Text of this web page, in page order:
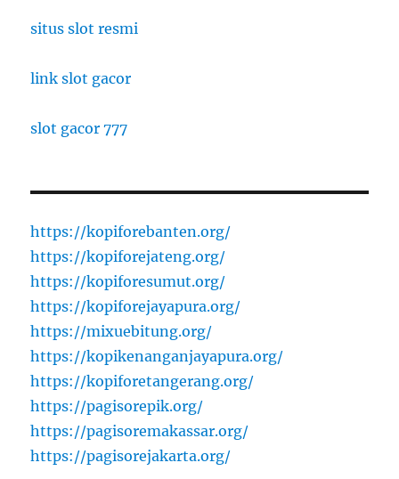
situs slot resmi
link slot gacor
slot gacor 777
https://kopiforebanten.org/
https://kopiforejateng.org/
https://kopiforesumut.org/
https://kopiforejayapura.org/
https://mixuebitung.org/
https://kopikenanganjayapura.org/
https://kopiforetangerang.org/
https://pagisorepik.org/
https://pagisoremakassar.org/
https://pagisorejakarta.org/